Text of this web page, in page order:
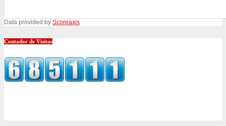
Data provided by Scoreaxis
Contador de Visitas